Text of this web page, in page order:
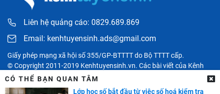
Liên hệ quảng cáo: 0829.689.869
Email: kenhtuyensinh.ads@gmail.com
Giấy phép mạng xã hội số 355/GP-BTTTT do Bộ TTTT cấp.
© Copyright 2011-2019 Kenhtuyensinh.vn. Các bài viết của Kênh
tuyển sinh chỉ có tính chất tham khảo, được tổng hợp từ các nguồn
uy tín khác và bản quyền thuộc về các đối tác. Mọi thông tin liên
CÓ THỂ BẠN QUAN TÂM
Lớp học số bắt đầu từ việc số hoá kiểm tra